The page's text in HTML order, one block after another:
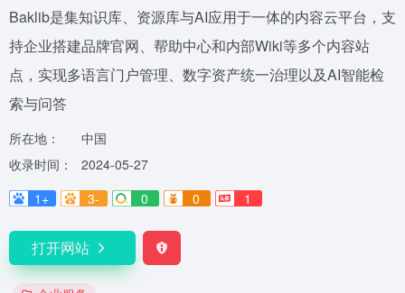
Baklib是集知识库、资源库与AI应用于一体的内容云平台，支
持企业搭建品牌官网、帮助中心和内部Wiki等多个内容站
点，实现多语言门户管理、数字资产统一治理以及AI智能检
索与问答
所在地：
中国
收录时间：
2024-05-27
1+
3- 0 0 1
打开网站